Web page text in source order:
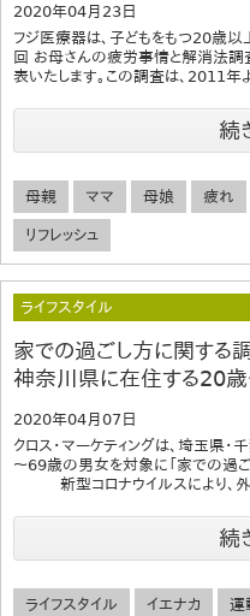
2020年04月23日
フジ医療器は、子どもをもつ20歳
回 お母さんの疲労事情と解消法調
表いたします。この調査は、2011
続
母親 ママ 母娘 疲れ
リフレッシュ
ライフスタイル
家での過ごし方に関する
神奈川県に在住する20
2020年04月07日
クロス・マーケティングは、埼玉県
～69歳の男女を対象に「家での過
新型コロナウイルスにより、外
続
ライフスタイル イエナカ 運